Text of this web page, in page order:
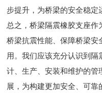
步提升，为桥梁的安全稳定
总之，桥梁隔震橡胶支座
桥梁抗震性能、保障桥梁安
用。我们应该充分认识到
计、生产、安装和维护的管
展，为构建更加安全、可靠